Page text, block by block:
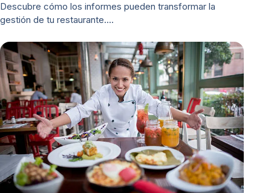
Descubre cómo los informes pueden transformar la
gestión de tu restaurante.…